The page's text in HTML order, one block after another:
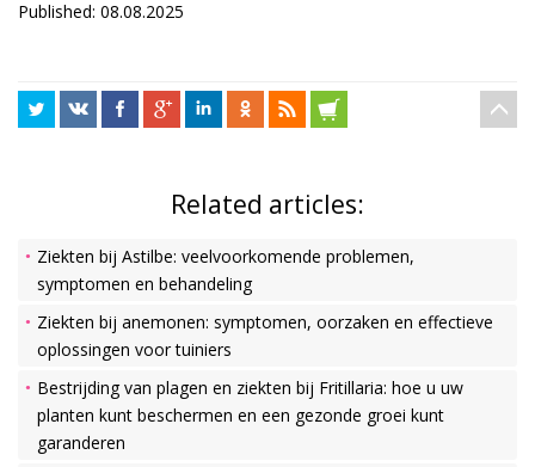
Published: 08.08.2025
Related articles:
Ziekten bij Astilbe: veelvoorkomende problemen,
symptomen en behandeling
Ziekten bij anemonen: symptomen, oorzaken en effectieve
oplossingen voor tuiniers
Bestrijding van plagen en ziekten bij Fritillaria: hoe u uw
planten kunt beschermen en een gezonde groei kunt
garanderen